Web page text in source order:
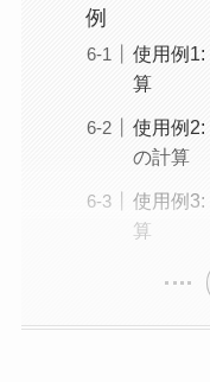
例
使用例
算
使用例
の計算
使用例
算